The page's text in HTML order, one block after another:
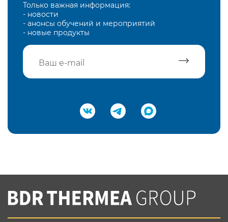
Только важная информация:
- новости
- анонсы обучений и мероприятий
- новые продукты
Подтвердить e-mail
Вы соглашаетесь с нашей политикой
конфеденциальности